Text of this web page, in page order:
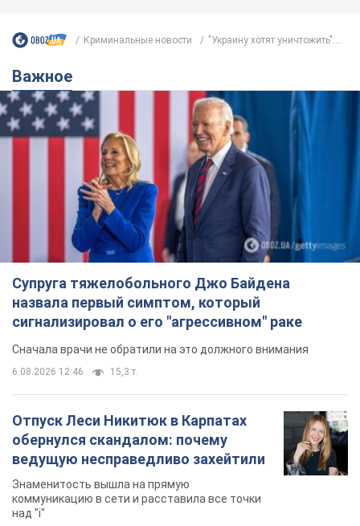
Криминальные новости "Украину хотят уничтожить":...
Важное
Супруга тяжелобольного Джо Байдена
назвала первый симптом, который
сигнализировал о его "агрессивном" раке
Сначала врачи не обратили на это должного внимания
6.08.2026 12:46 15,3 т.
Отпуск Леси Никитюк в Карпатах
обернулся скандалом: почему
ведущую несправедливо захейтили
Знаменитость вышла на прямую
коммуникацию в сети и расставила все точки
над "i"